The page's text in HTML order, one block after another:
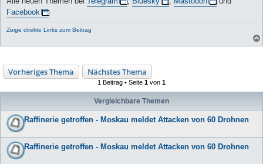
Facebook
Zeige direkte Links zum Beitrag
Vorheriges Thema Nächstes Thema
1 Beitrag • Seite 1 von 1
Vergleichbare Themen
Raffinerie getroffen - Moskau meldet Attacken von 60 Drohnen
Raffinerie getroffen - Moskau meldet Attacken von 60 Drohnen